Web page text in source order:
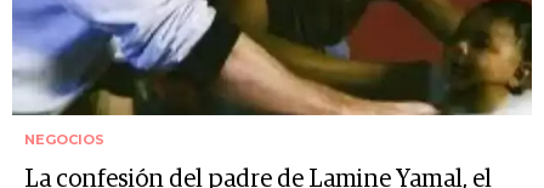
NEGOCIOS
La confesión del padre de Lamine Yamal, el